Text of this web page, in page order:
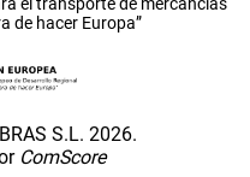
de hacer Europa”
S.L. 2026.
ComScore